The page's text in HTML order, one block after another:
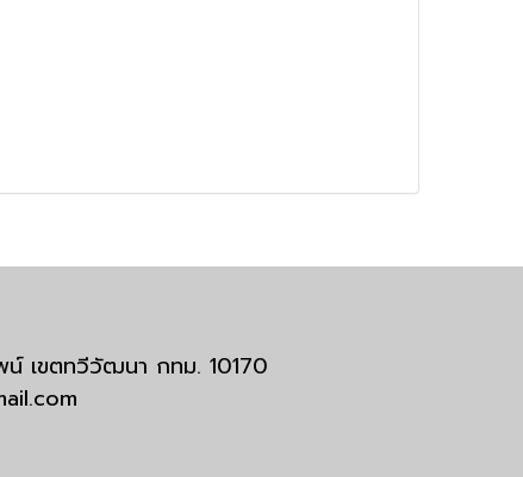
เขตทวีวัฒนา กทม. 10170